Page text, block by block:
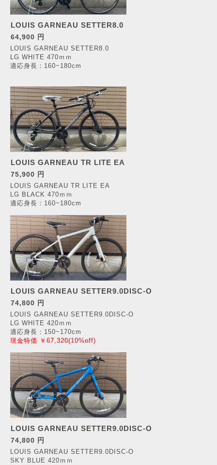
LOUIS GARNEAU SETTER8.0
64,900 円
LOUIS GARNEAU SETTER8.0
LG WHITE 470ｍｍ
適応身長：160~180cm
LOUIS GARNEAU TR LITE EA
75,900 円
LOUIS GARNEAU TR LITE EA
LG BLACK 470ｍｍ
適応身長：160~180cm
LOUIS GARNEAU SETTER9.0DISC-O
74,800 円
LOUIS GARNEAU SETTER9.0DISC-O
LG WHITE 420ｍｍ
適応身長：150~170cm
現金特価 ￥67,320(10%off)
LOUIS GARNEAU SETTER9.0DISC-O
74,800 円
LOUIS GARNEAU SETTER9.0DISC-O
SKY BLUE 420ｍｍ